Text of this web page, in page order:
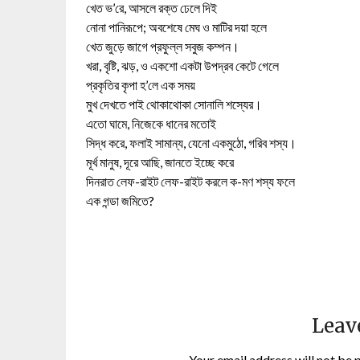
খেত ভ’রে, আসলে রক্ত ঢেলে দিই
নোনা পানিরূপে; অবশেষে মেঘ ও মাটির দয়া হলে
খেত জুড়ে জাগে প্রফুল্ল সবুজ কম্পন।
খরা, বৃষ্টি, ঝড়, ও একশো একটা উপদ্রব কেটে গেলে
প্রকৃতির কৃপা হ’লে এক সময়
মুখ দেখতে পাই থোকাথোকা সোনালি শস্যের।
এতো ঘামে, নিজেকে ধানের মতোই
সিদ্ধ করে, ফলাই সামান্য, যেনো একমুঠো, গরিব শস্য।
মূর্খ মানুষ, দূরে আছি, জানতে ইচ্ছে করে
দিনরাত লেফ-রাইট লেফ-রাইট করলে ক-মণ শস্য ফলে
এক গন্ডা জমিতে?